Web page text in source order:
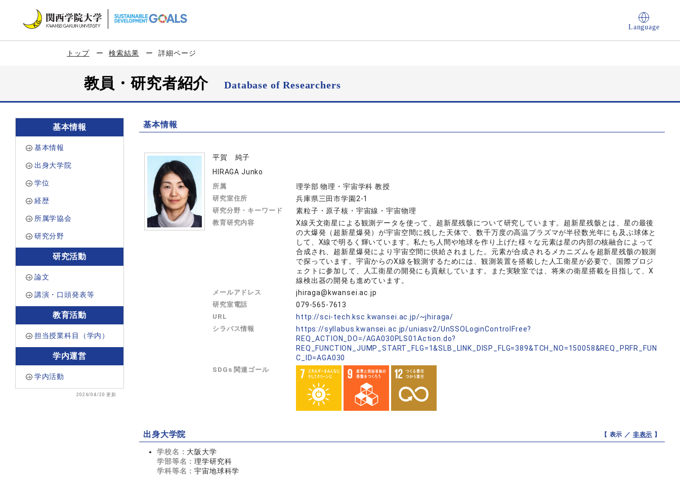
Language
トップ 検索結果 詳細ページ
教員・研究者紹介Database of Researchers
基本情報
基本情報
出身大学院
学位
経歴
所属学協会
研究分野
研究活動
論文
講演・口頭発表等
教育活動
担当授業科目（学内）
学内運営
学内活動
2026/04/20 更新
基本情報
平賀 純子
HIRAGA Junko
所属 理学部 物理・宇宙学科 教授
研究室住所 兵庫県三田市学園2-1
研究分野・キーワード 素粒子・原子核・宇宙線・宇宙物理
教育研究内容
X線天文衛星による観測データを使って、超新星残骸について研究しています。超新星残骸とは、星の最後
の大爆発（超新星爆発）が宇宙空間に残した天体で、数千万度の高温プラズマが半径数光年にも及ぶ球体と
して、X線で明るく輝いています。私たち人間や地球を作り上げた様々な元素は星の内部の核融合によって
合成され、超新星爆発により宇宙空間に供給されました。元素が合成されるメカニズムを超新星残骸の観測
で探っています。宇宙からのX線を観測するためには、観測装置を搭載した人工衛星が必要で、国際プロジ
ェクトに参加して、人工衛星の開発にも貢献しています。また実験室では、将来の衛星搭載を目指して、X
線検出器の開発も進めています。
メールアドレス jhiraga@kwansei.ac.jp
研究室電話 079-565-7613
URL http://sci-tech.ksc.kwansei.ac.jp/~jhiraga/
シラバス情報
https://syllabus.kwansei.ac.jp/uniasv2/UnSSOLoginControlFree?
REQ_ACTION_DO=/AGA030PLS01Action.do?
REQ_FUNCTION_JUMP_START_FLG=1&SLB_LINK_DISP_FLG=389&TCH_NO=150058&REQ_PRFR_FUN
C_ID=AGA030
SDGs 関連ゴール
出身大学院 【 表示 ／ 非表示 】
学校名： 大阪大学
学部等名：理学研究科
学科等名：宇宙地球科学